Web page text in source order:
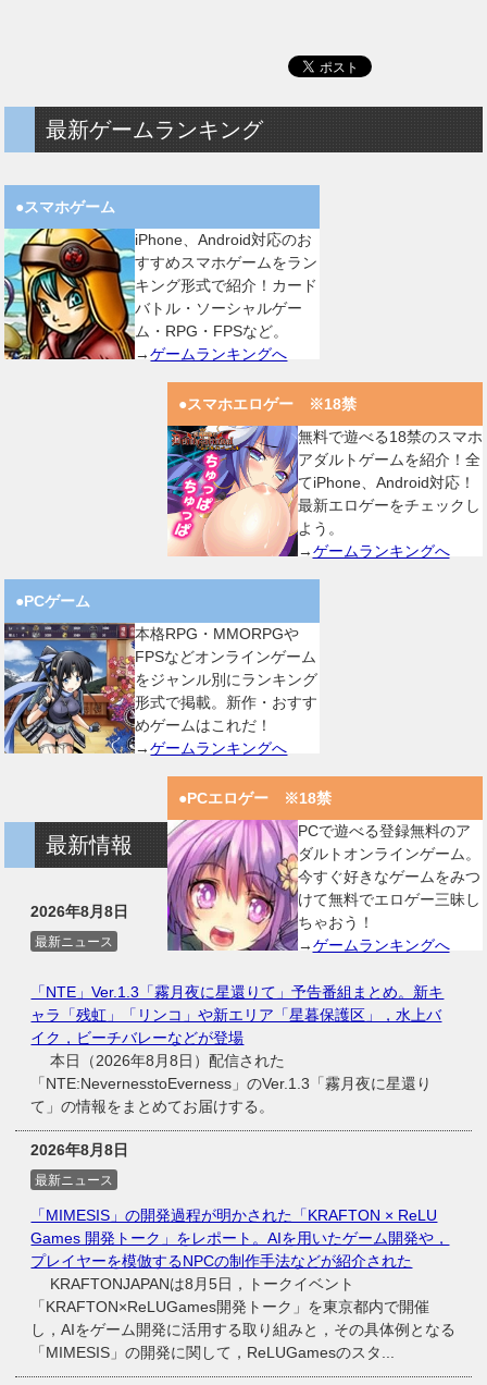
最新ゲームランキング
●スマホゲーム
iPhone、Android対応のお
すすめスマホゲームをラン
キング形式で紹介！カード
バトル・ソーシャルゲー
ム・RPG・FPSなど。
→ゲームランキングへ
●スマホエロゲー ※18禁
無料で遊べる18禁のスマホ
アダルトゲームを紹介！全
てiPhone、Android対応！
最新エロゲーをチェックし
よう。
→ゲームランキングへ
●PCゲーム
本格RPG・MMORPGや
FPSなどオンラインゲーム
をジャンル別にランキング
形式で掲載。新作・おすす
めゲームはこれだ！
→ゲームランキングへ
●PCエロゲー ※18禁
PCで遊べる登録無料のア
ダルトオンラインゲーム。
今すぐ好きなゲームをみつ
けて無料でエロゲー三昧し
ちゃおう！
→ゲームランキングへ
最新情報
2026年8月8日
最新ニュース
「NTE」Ver.1.3「霧月夜に星還りて」予告番組まとめ。新キ
ャラ「残虹」「リンコ」や新エリア「星暮保護区」，水上バ
イク，ビーチバレーなどが登場
本日（2026年8月8日）配信された
「NTE:NevernesstoEverness」のVer.1.3「霧月夜に星還り
て」の情報をまとめてお届けする。
2026年8月8日
最新ニュース
「MIMESIS」の開発過程が明かされた「KRAFTON × ReLU
Games 開発トーク」をレポート。AIを用いたゲーム開発や，
プレイヤーを模倣するNPCの制作手法などが紹介された
KRAFTONJAPANは8月5日，トークイベント
「KRAFTON×ReLUGames開発トーク」を東京都内で開催
し，AIをゲーム開発に活用する取り組みと，その具体例となる
「MIMESIS」の開発に関して，ReLUGamesのスタ...